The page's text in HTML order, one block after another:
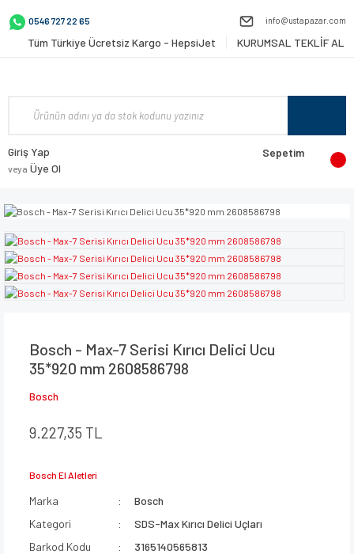
0546 727 22 65 info@ustapazar.com
Tüm Türkiye Ücretsiz Kargo - HepsiJet KURUMSAL TEKLİF AL
Giriş Yap
veya Üye Ol
Sepetim
Bosch - Max-7 Serisi Kırıcı Delici Ucu
35*920 mm 2608586798
Bosch
9.227,35 TL
Bosch El Aletleri
Marka
Bosch
Kategori
SDS-Max Kırıcı Delici Uçları
Barkod Kodu
3165140565813